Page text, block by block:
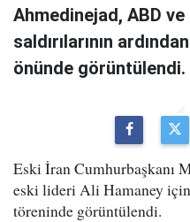
Ahmedinejad, ABD
saldırılarının
önünde görüntülendi.
Eski İran Cumhurbaşkanı
eski lideri Ali Hamaney
töreninde görüntülendi.